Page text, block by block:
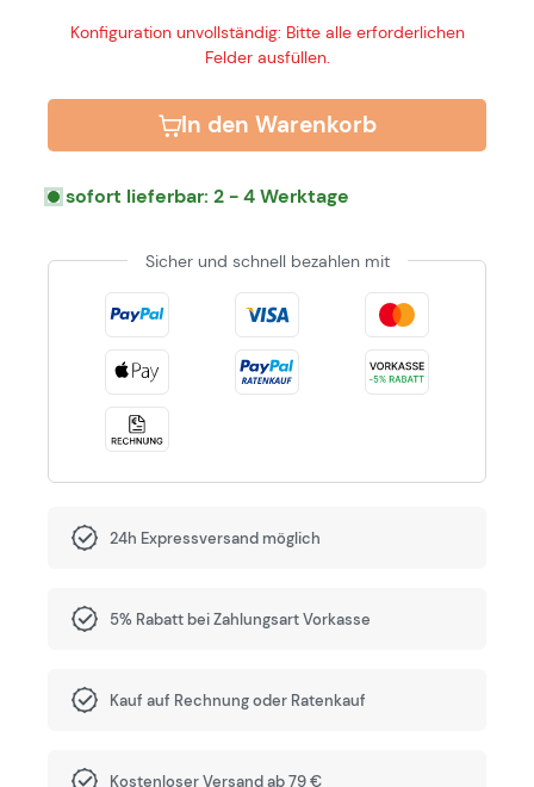
Konfiguration unvollständig: Bitte alle erforderlichen
Felder ausfüllen.
In den Warenkorb
sofort lieferbar: 2 - 4 Werktage
Sicher und schnell bezahlen mit
24h Expressversand möglich
5% Rabatt bei Zahlungsart Vorkasse
Kauf auf Rechnung oder Ratenkauf
Kostenloser Versand ab 79 €